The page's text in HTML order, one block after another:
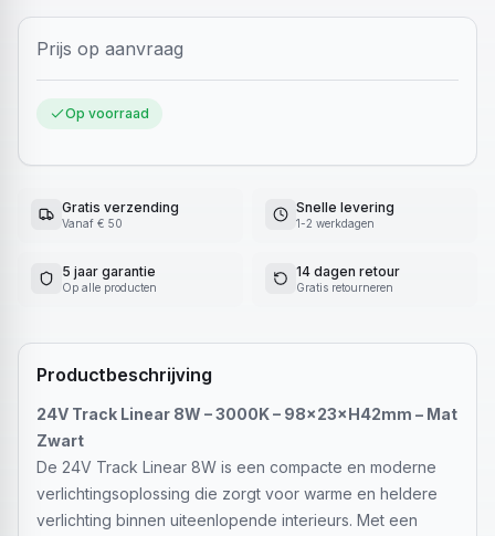
Prijs op aanvraag
Op voorraad
Gratis verzending
Vanaf € 50
Snelle levering
1-2 werkdagen
5 jaar garantie
Op alle producten
14 dagen retour
Gratis retourneren
Productbeschrijving
24V Track Linear 8W – 3000K – 98×23×H42mm – Mat
Zwart
De 24V Track Linear 8W is een compacte en moderne
verlichtingsoplossing die zorgt voor warme en heldere
verlichting binnen uiteenlopende interieurs. Met een